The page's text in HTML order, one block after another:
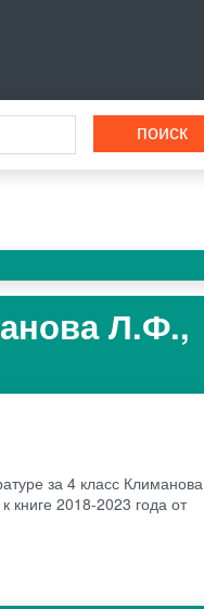
Л.Ф.,
за 4 класс Климанова
2018-2023 года от